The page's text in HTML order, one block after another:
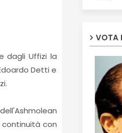
dagli Uffizi la
Detti e
continuità con
VOTA